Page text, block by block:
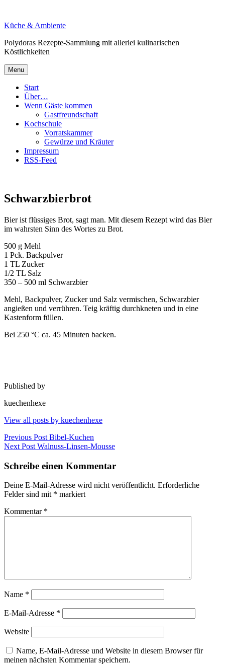
content
Küche & Ambiente
Polydoras Rezepte-Sammlung mit allerlei kulinarischen
Köstlichkeiten
Menu
Start
Über…
Wenn Gäste kommen
Gastfreundschaft
Kochschule
Vorratskammer
Gewürze und Kräuter
Impressum
RSS-Feed
Schwarzbierbrot
Bier ist flüssiges Brot, sagt man. Mit diesem Rezept wird das Bier
im wahrsten Sinn des Wortes zu Brot.
500 g Mehl
1 Pck. Backpulver
1 TL Zucker
1/2 TL Salz
350 – 500 ml Schwarzbier
Mehl, Backpulver, Zucker und Salz vermischen, Schwarzbier
angießen und verrühren. Teig kräftig durchkneten und in eine
Kastenform füllen.
Bei 250 °C ca. 45 Minuten backen.
Published by
kuechenhexe
View all posts by kuechenhexe
Beitragsnavigation
Previous Post Bibel-Kuchen
Next Post Walnuss-Linsen-Mousse
Schreibe einen Kommentar
Deine E-Mail-Adresse wird nicht veröffentlicht. Erforderliche
Felder sind mit * markiert
Kommentar *
Name *
E-Mail-Adresse *
Website
Name, E-Mail-Adresse und Website in diesem Browser für
meinen nächsten Kommentar speichern.